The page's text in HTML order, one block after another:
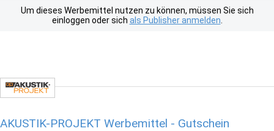
Um dieses Werbemittel nutzen zu können, müssen Sie sich
einloggen oder sich als Publisher anmelden
AKUSTIK-PROJEKT Werbemittel - Gutschein